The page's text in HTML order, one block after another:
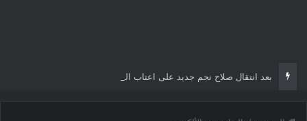
بعد انتقال صلاح نجم جديد على اعتاب الدوري التركي